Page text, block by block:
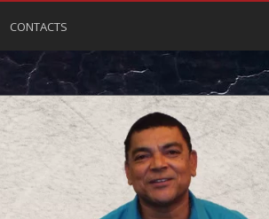
CONTACTS